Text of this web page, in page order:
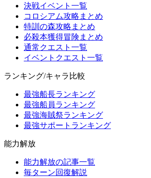
決戦イベント一覧
コロシアム攻略まとめ
特訓の森攻略まとめ
必殺本獲得冒険まとめ
通常クエスト一覧
イベントクエスト一覧
ランキング/キャラ比較
最強船長ランキング
最強船員ランキング
最強海賊祭ランキング
最強サポートランキング
能力解放
能力解放の記事一覧
毎ターン回復解説